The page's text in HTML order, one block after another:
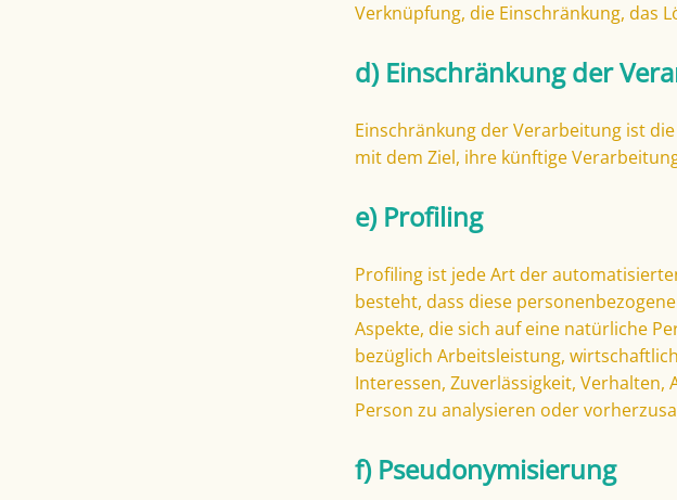
Verknüpfung, die Einschränkung, das
d) Einschränkung der
Einschränkung der Verarbeitung ist
mit dem Ziel, ihre künftige
e) Profiling
Profiling ist jede Art der
besteht, dass diese
Aspekte, die sich auf eine natürliche
bezüglich Arbeitsleistung,
Interessen, Zuverlässigkeit,
Person zu analysieren oder
f) Pseudonymisierung